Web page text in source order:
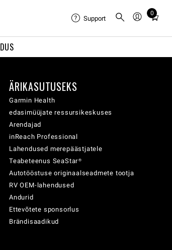
Support
0
Total
cart:
ÄRIKASUTUSEKS
Garmin Health
edasimüüjate ressursikeskuses
Arendajad
inReach Professional
Lahendused merepäästjatele
Teabeteenus SeaStar®
Autotööstuse originaalseadmete tootja
RV OEM-lahendused
Andurid
Ettevõtete sponsorlus
Brändisaadikud